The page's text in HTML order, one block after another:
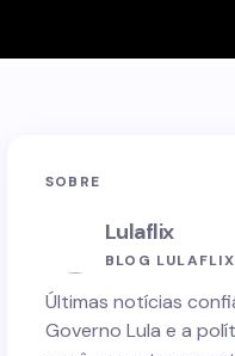
SOBRE
Lulaflix
BLOG LULAFLIX
Últimas notícias
Governo Lula e a